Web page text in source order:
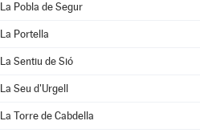
La Pobla de Segur
La Portella
La Sentiu de Sió
La Seu d'Urgell
La Torre de Cabdella